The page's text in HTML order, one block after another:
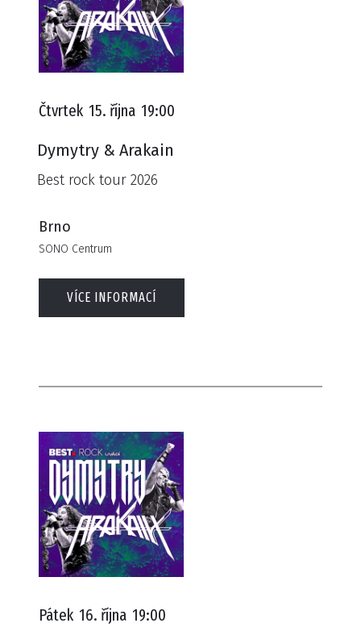
Čtvrtek 15. října 19:00
Dymytry & Arakain
Best rock tour 2026
Brno
SONO Centrum
VÍCE INFORMACÍ
Pátek 16. října 19:00